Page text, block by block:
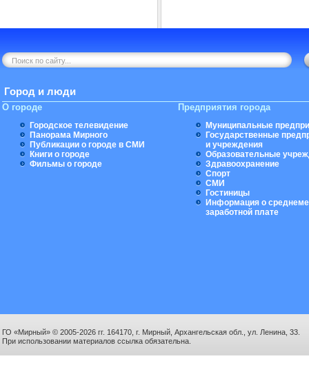
Город и люди
О городе
Городское телевидение
Панорама Мирного
Публикации о городе в СМИ
Книги о городе
Фильмы о городе
Предприятия города
Муниципальные
Государственные
и учреждения
Образовательные
Здравоохранение
Спорт
СМИ
Гостиницы
Информация о
заработной плате
ГО «Мирный» © 2005-2026 гг. 164170, г. Мирный, Архангельская обл., ул. Ленина, 33.
При использовании материалов ссылка обязательна.